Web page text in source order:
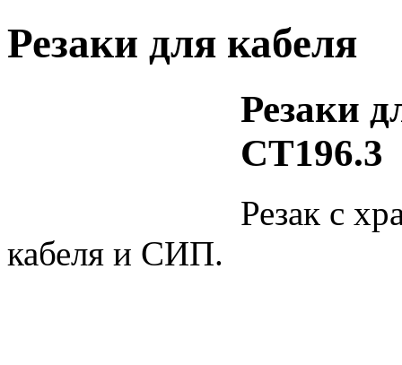
Резаки для кабеля
Резаки
СТ196.3
Резак с
кабеля и СИП.